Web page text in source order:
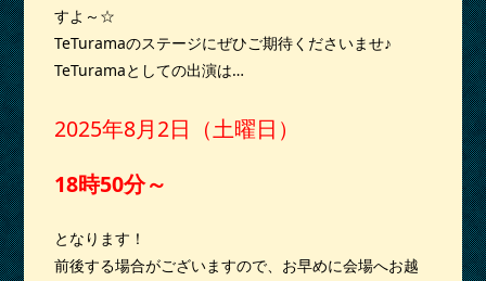
すよ～☆
TeTuramaのステージにぜひご期待くださいませ♪
TeTuramaとしての出演は…
2025年8月2日（土曜日）
18時50分～
となります！
前後する場合がございますので、お早めに会場へお越